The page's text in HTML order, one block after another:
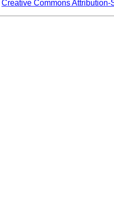
Creative Commons